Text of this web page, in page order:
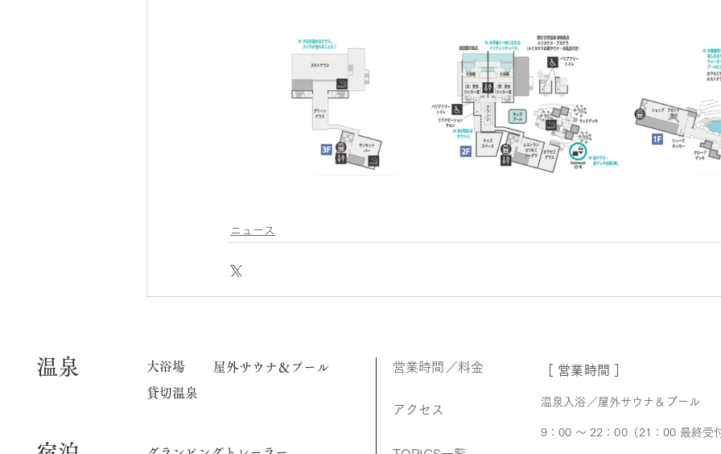
ニュース
​温泉 大浴場
屋外サウナ＆プール
貸切温泉
営業時間／料金
アクセス
［ 営業時間 ］
温泉入浴／屋外サウナ＆プール
9：00 ～ 22：00（21：00 最終受